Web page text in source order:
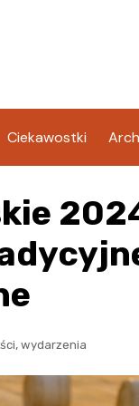
Ciekawostki
, wydarzenia